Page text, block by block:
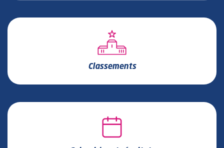
Classements